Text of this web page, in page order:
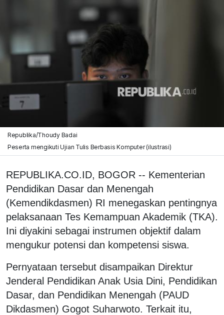
Republika/Thoudy Badai
Peserta mengikuti Ujian Tulis Berbasis Komputer (ilustrasi)
REPUBLIKA.CO.ID, BOGOR -- Kementerian
Pendidikan Dasar dan Menengah
(Kemendikdasmen) RI menegaskan pentingnya
pelaksanaan Tes Kemampuan Akademik (TKA).
Ini diyakini sebagai instrumen objektif dalam
mengukur potensi dan kompetensi siswa.
Pernyataan tersebut disampaikan Direktur
Jenderal Pendidikan Anak Usia Dini, Pendidikan
Dasar, dan Pendidikan Menengah (PAUD
Dikdasmen) Gogot Suharwoto. Terkait itu,